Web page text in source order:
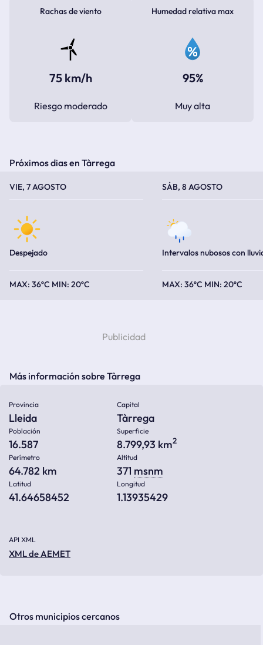
Rachas de viento
75 km/h
Riesgo moderado
Humedad relativa max
95%
Muy alta
Próximos dias en Tàrrega
VIE, 7 AGOSTO
Despejado
36ºC 20ºC
SÁB, 8 AGOSTO
Intervalos nubosos con
36ºC 20ºC
Más información sobre Tàrrega
Provincia
Lleida
Capital
Tàrrega
Población
16.587
Superficie
8.799,93 km2
Perímetro
64.782 km
Altitud
371 msnm
Latitud
41.64658452
Longitud
1.13935429
API XML
XML de AEMET
Otros municipios cercanos